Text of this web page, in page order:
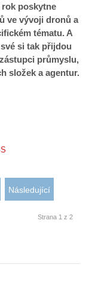
rok poskytne
ve vývoji dronů a
tématu. A
si tak přijdou
průmyslu,
složek a agentur.
Následující
Strana 1 z 2